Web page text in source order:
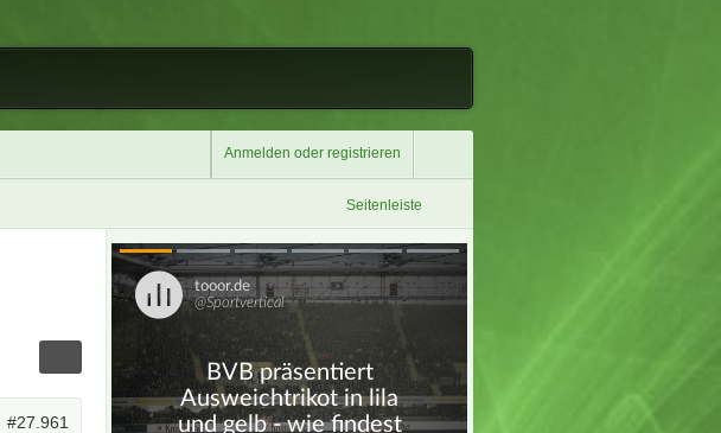
Anmelden oder registrieren
Seitenleiste
#27.961